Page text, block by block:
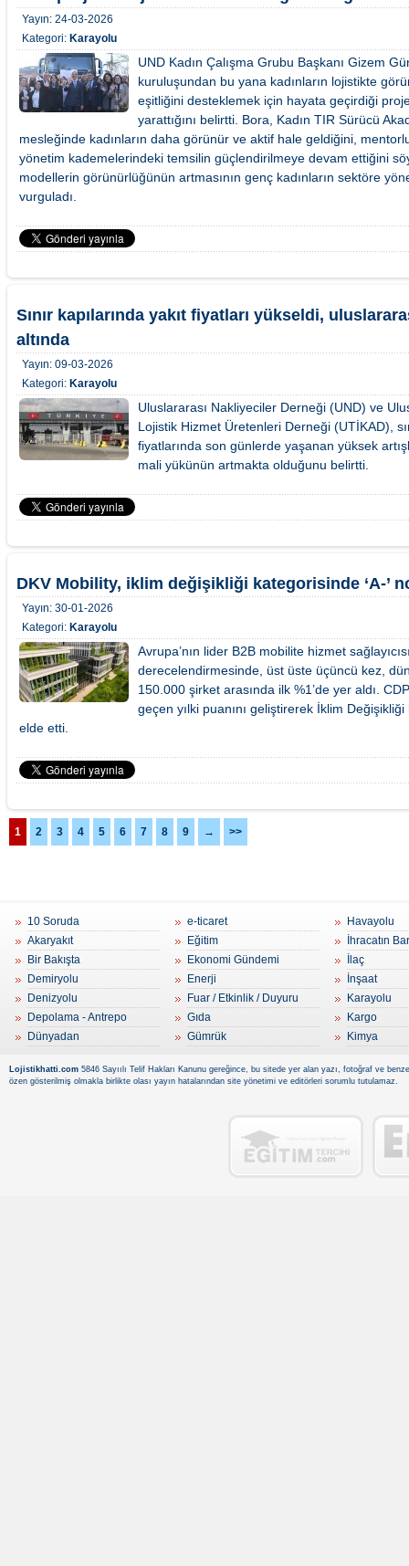
Yayın: 24-03-2026
Kategori: Karayolu
UND Kadın Çalışma Grubu Başkanı Gizem
kuruluşundan bu yana kadınların lojistikte
eşitliğini desteklemek için hayata geçirdiği
yarattığını belirtti. Bora, Kadın TIR Sürücü
mesleğinde kadınların daha görünür ve aktif hale geldiğini,
yönetim kademelerindeki temsilin güçlendirilmeye devam ettiğini
modellerin görünürlüğünün artmasının genç kadınların sektöre
vurguladı.
Sınır kapılarında yakıt fiyatları yükseldi,
altında
Yayın: 09-03-2026
Kategori: Karayolu
Uluslararası Nakliyeciler Derneği (UND) ve
Lojistik Hizmet Üretenleri Derneği (UTİKAD),
fiyatlarında son günlerde yaşanan yüksek
mali yükünün artmakta olduğunu belirtti.
DKV Mobility, iklim değişikliği kategorisinde ‘A-’
Yayın: 30-01-2026
Kategori: Karayolu
Avrupa’nın lider B2B mobilite hizmet
derecelendirmesinde, üst üste üçüncü kez,
150.000 şirket arasında ilk %1’de yer aldı.
geçen yılki puanını geliştirerek İklim
elde etti.
1 2 3 4 5 6 7 8 9 → >>
10 Soruda
Akaryakıt
Bir Bakışta
Demiryolu
Denizyolu
Depolama - Antrepo
Dünyadan
e-ticaret
Eğitim
Ekonomi Gündemi
Enerji
Fuar / Etkinlik / Duyuru
Gıda
Gümrük
Havayolu
İhracatın
İlaç
İnşaat
Karayolu
Kargo
Kimya
Lojistikhatti.com 5846 Sayıılı Telif Hakları Kanunu gereğince, bu sitede yer alan yazı, fotoğraf ve
özen gösterilmiş olmakla birlikte olası yayın hatalarından site yönetimi ve editörleri sorumlu tutulamaz.